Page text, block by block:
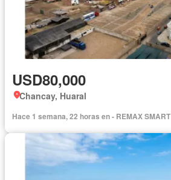
USD80,000
Chancay, Huaral
Hace 1 semana, 22 horas en - REMAX SMART